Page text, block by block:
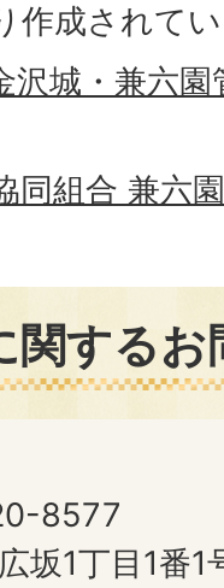
作成されて
沢城・兼六
同組合 兼六
関する
8577
坂1丁目1番1